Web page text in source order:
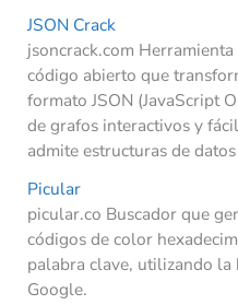
JSON Crack
jsoncrack.com
código abierto que
formato JSON (JavaScript
de grafos interactivos y
admite estructuras de
Picular
picular.co Buscador que
códigos de color
palabra clave, utilizando la
Google.